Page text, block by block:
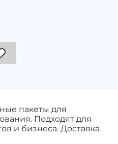
пакеты для
Подходят для
и бизнеса. Доставка